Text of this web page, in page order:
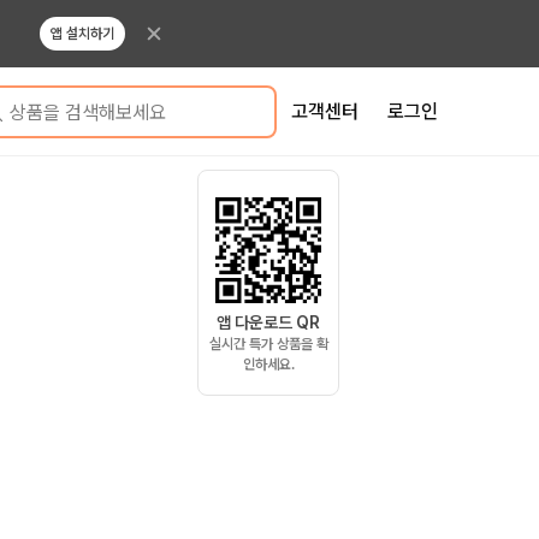
앱 설치하기
상품을 검색해보세요 고객센터 로그인
앱 다운로드 QR
실시간 특가 상품을 확
인하세요.